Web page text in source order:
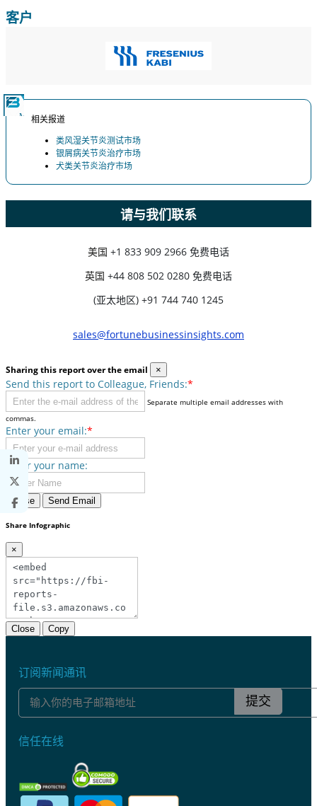
客户
相关报道
类风湿关节炎测试市场
银屑病关节炎治疗市场
犬类关节炎治疗市场
请与我们联系
美国 +1 833 909 2966 免费电话
英国 +44 808 502 0280 免费电话
(亚太地区) +91 744 740 1245
sales@fortunebusinessinsights.com
Sharing this report over the email ×
Send this report to Colleague, Friends:*
Separate multiple email addresses with
commas.
Enter your email:*
Enter your name:
Close Send Email
Share Infographic
×
Close Copy
订阅新闻通讯
提交
信任在线